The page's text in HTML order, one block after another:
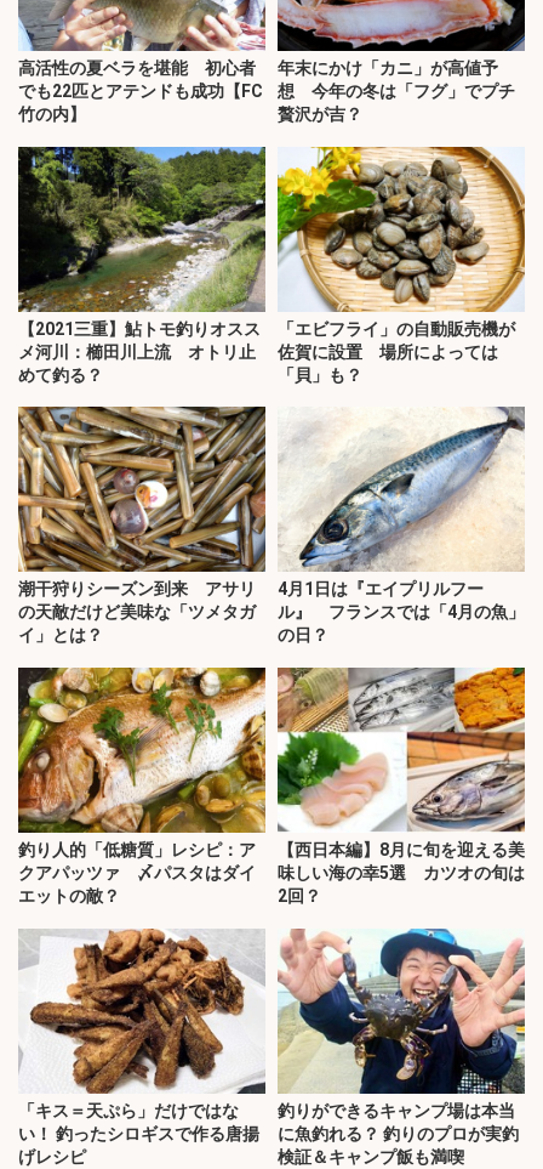
高活性の夏ベラを堪能 初心者
でも22匹とアテンドも成功【FC
竹の内】
年末にかけ「カニ」が高値予
想 今年の冬は「フグ」でプチ
贅沢が吉？
【2021三重】鮎トモ釣りオスス
メ河川：櫛田川上流 オトリ止
めて釣る？
「エビフライ」の自動販売機が
佐賀に設置 場所によっては
「貝」も？
潮干狩りシーズン到来 アサリ
の天敵だけど美味な「ツメタガ
イ」とは？
4月1日は『エイプリルフー
ル』 フランスでは「4月の魚」
の日？
釣り人的「低糖質」レシピ：ア
クアパッツァ 〆パスタはダイ
エットの敵？
【西日本編】8月に旬を迎える美
味しい海の幸5選 カツオの旬は
2回？
「キス＝天ぷら」だけではな
い！ 釣ったシロギスで作る唐揚
げレシピ
釣りができるキャンプ場は本当
に魚釣れる？ 釣りのプロが実釣
検証＆キャンプ飯も満喫